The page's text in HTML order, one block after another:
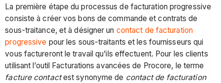
La première étape du processus de facturation progressive
consiste à créer vos bons de commande et contrats de
sous-traitance, et à désigner un contact de facturation
progressive pour les sous-traitants et les fournisseurs qui
vous factureront le travail qu’ils effectuent. Pour les clients
utilisant l’outil Facturations avancées de Procore, le terme
facture contactest synonyme de contact de facturation